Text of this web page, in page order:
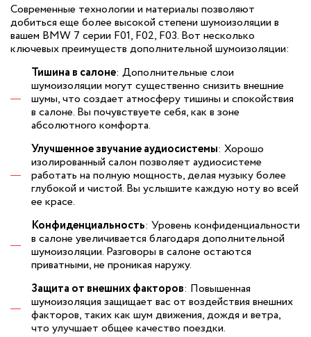
Современные технологии и материалы позволяют
добиться еще более высокой степени шумоизоляции в
вашем BMW 7 серии F01, F02, F03. Вот несколько
ключевых преимуществ дополнительной шумоизоляции:
Тишина в салоне: Дополнительные слои
шумоизоляции могут существенно снизить внешние
шумы, что создает атмосферу тишины и спокойствия
в салоне. Вы почувствуете себя, как в зоне
абсолютного комфорта.
Улучшенное звучание аудиосистемы: Хорошо
изолированный салон позволяет аудиосистеме
работать на полную мощность, делая музыку более
глубокой и чистой. Вы услышите каждую ноту во всей
ее красе.
Конфиденциальность: Уровень конфиденциальности
в салоне увеличивается благодаря дополнительной
шумоизоляции. Разговоры в салоне остаются
приватными, не проникая наружу.
Защита от внешних факторов: Повышенная
шумоизоляция защищает вас от воздействия внешних
факторов, таких как шум движения, дождя и ветра,
что улучшает общее качество поездки.